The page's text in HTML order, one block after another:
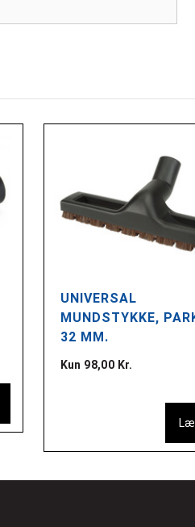
UNIVERSAL
MUNDSTYKKE,
32 MM.
Kun 98,00 Kr.